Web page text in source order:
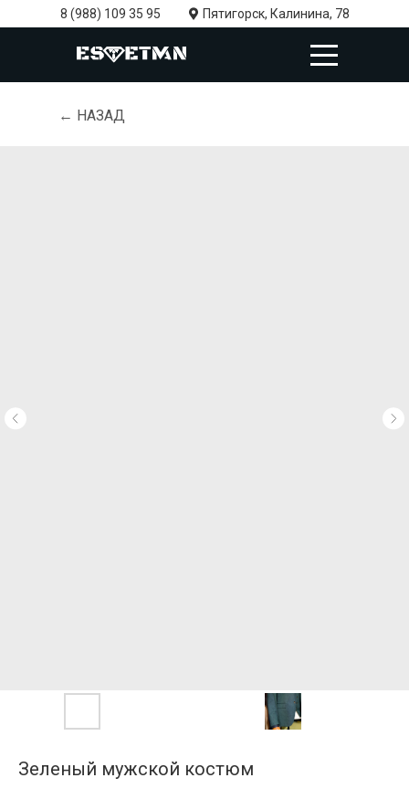
8 (988) 109 35 95 Пятигорск, Калинина, 78
← НАЗАД
Зеленый мужской костюм